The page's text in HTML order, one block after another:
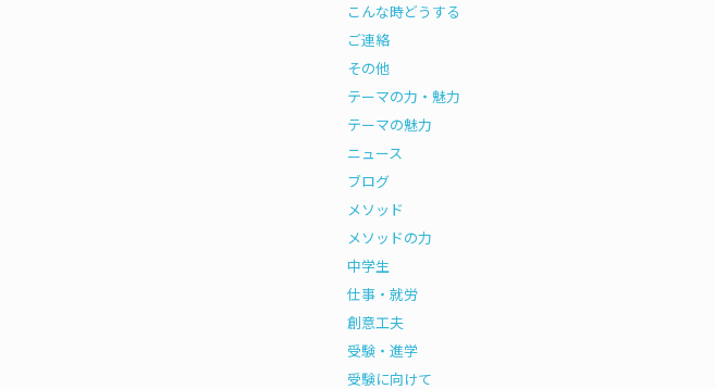
こんな時どうする
ご連絡
その他
テーマの力・魅力
テーマの魅力
ニュース
ブログ
メソッド
メソッドの力
中学生
仕事・就労
創意工夫
受験・進学
受験に向けて